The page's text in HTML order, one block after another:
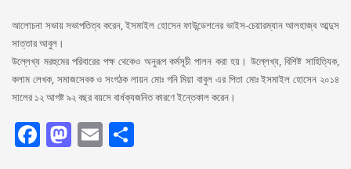
আলোচনা সভায় সভাপতিত্ব করেন, ইসমাইল হোসেন ফাউন্ডেশনের ভাইস-চেয়ারম্যান আলহাজ্ব আব্দুস
সাত্তার আবুল।
উল্লেখ্য মরহুমের পরিবারের পক্ষ থেকেও অনুরূপ কর্মসূচী পালন করা হয়। উল্লেখ্য, বিশিষ্ট সাহিত্যিক,
কলাম লেখক, সমাজসেবক ও সংগঠক লায়ন মোঃ গনি মিয়া বাবুল এর পিতা মোঃ ইসমাইল হোসেন ২০১৪
সালের ১২ আগষ্ট ৯২ বছর বয়সে বার্ধক্যজনিত কারণে ইন্তেকাল করেন।
Facebook
Mastodon
Email